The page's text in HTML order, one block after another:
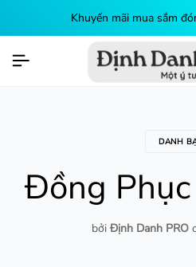
Khuyến mãi mua
DANH
Đồng
bởi Định Danh PRO